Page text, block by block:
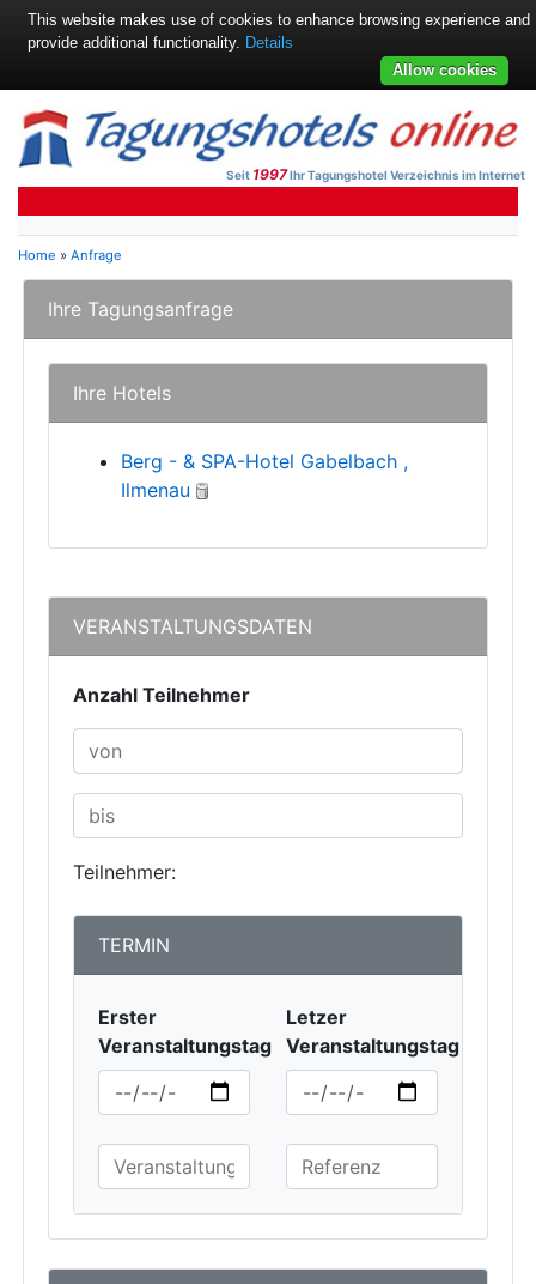
Seit 1997Ihr Tagungshotel Verzeichnis im Internet
Home » Anfrage
Ihre Tagungsanfrage
Ihre Hotels
Berg - & SPA-Hotel Gabelbach ,
Ilmenau
VERANSTALTUNGSDATEN
Anzahl Teilnehmer
Teilnehmer:
TERMIN
Erster
Veranstaltungstag
Letzer
Veranstaltungstag
This website makes use of cookies to enhance browsing experience and
provide additional functionality. Details
Allow cookies